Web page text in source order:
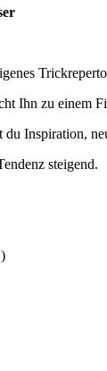
Ihn zu
du Inspiration,
steigend.